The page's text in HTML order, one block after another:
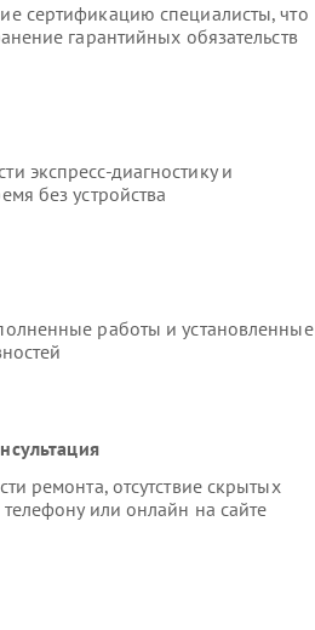
сертификацию специалисты, что
гарантийных обязательств
экспресс-диагностику и
без устройства
работы и установленные
ремонта, отсутствие скрытых
или онлайн на сайте